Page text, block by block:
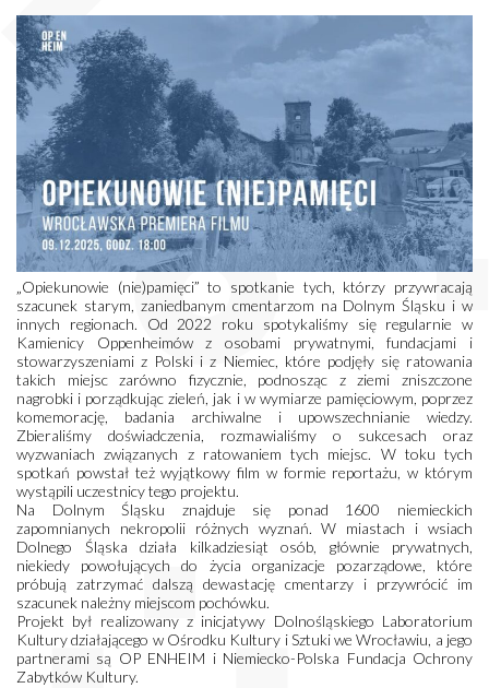
„Opiekunowie (nie)pamięci” to spotkanie tych, którzy przywracają
szacunek starym, zaniedbanym cmentarzom na Dolnym Śląsku i w
innych regionach. Od 2022 roku spotykaliśmy się regularnie w
Kamienicy Oppenheimów z osobami prywatnymi, fundacjami i
stowarzyszeniami z Polski i z Niemiec, które podjęły się ratowania
takich miejsc zarówno fizycznie, podnosząc z ziemi zniszczone
nagrobki i porządkując zieleń, jak i w wymiarze pamięciowym, poprzez
komemorację, badania archiwalne i upowszechnianie wiedzy.
Zbieraliśmy doświadczenia, rozmawialiśmy o sukcesach oraz
wyzwaniach związanych z ratowaniem tych miejsc. W toku tych
spotkań powstał też wyjątkowy film w formie reportażu, w którym
wystąpili uczestnicy tego projektu.
Na Dolnym Śląsku znajduje się ponad 1600 niemieckich
zapomnianych nekropolii różnych wyznań. W miastach i wsiach
Dolnego Śląska działa kilkadziesiąt osób, głównie prywatnych,
niekiedy powołujących do życia organizacje pozarządowe, które
próbują zatrzymać dalszą dewastację cmentarzy i przywrócić im
szacunek należny miejscom pochówku.
Projekt był realizowany z inicjatywy Dolnośląskiego Laboratorium
Kultury działającego w Ośrodku Kultury i Sztuki we Wrocławiu, a jego
partnerami są OP ENHEIM i Niemiecko-Polska Fundacja Ochrony
Zabytków Kultury.